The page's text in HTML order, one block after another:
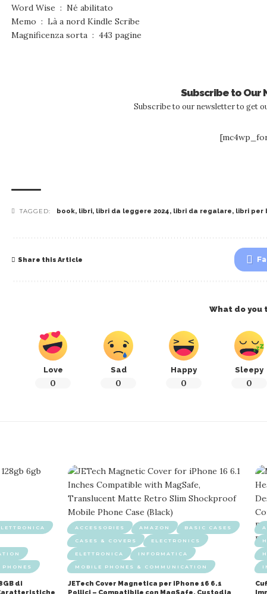
Word Wise ‏ : ‎ Né abilitato
Memo ‏ : ‎ Là a nord Kindle Scribe
Magnificenza sorta ‏ : ‎ 443 pagine
Subscribe to Our
Subscribe to our newsletter to get
TAGGED: book, libri, libri da leggere 2024, libri da regalare, libri per
Share this Article
What do you
Love
0
Sad
0
Happy
0
Sleepy
0
di
Caratteristiche
ACCESSORIES AMAZON BASIC CASES
CASES & COVERS ELECTRONICS
ELETTRONICA INFORMATICA
MOBILE PHONES & COMMUNICATION
JETech Cover Magnetica per iPhone 16 6.1
Pollici – Compatibile con MagSafe, Custodia